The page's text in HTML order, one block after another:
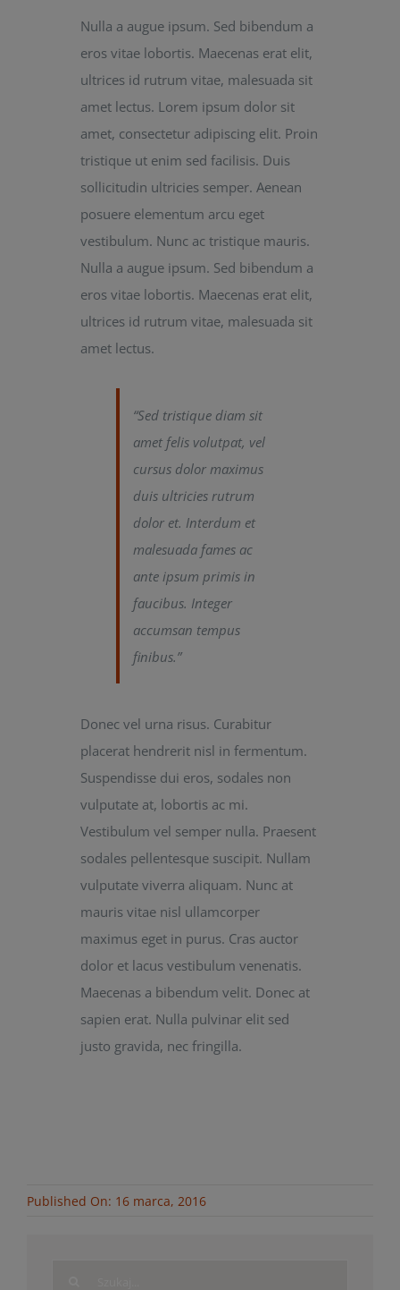
Nulla a augue ipsum. Sed bibendum a
eros vitae lobortis. Maecenas erat elit,
ultrices id rutrum vitae, malesuada sit
amet lectus. Lorem ipsum dolor sit
amet, consectetur adipiscing elit. Proin
tristique ut enim sed facilisis. Duis
sollicitudin ultricies semper. Aenean
posuere elementum arcu eget
vestibulum. Nunc ac tristique mauris.
Nulla a augue ipsum. Sed bibendum a
eros vitae lobortis. Maecenas erat elit,
ultrices id rutrum vitae, malesuada sit
amet lectus.
“Sed tristique diam sit
amet felis volutpat, vel
cursus dolor maximus
duis ultricies rutrum
dolor et. Interdum et
malesuada fames ac
ante ipsum primis in
faucibus. Integer
accumsan tempus
finibus.”
Donec vel urna risus. Curabitur
placerat hendrerit nisl in fermentum.
Suspendisse dui eros, sodales non
vulputate at, lobortis ac mi.
Vestibulum vel semper nulla. Praesent
sodales pellentesque suscipit. Nullam
vulputate viverra aliquam. Nunc at
mauris vitae nisl ullamcorper
maximus eget in purus. Cras auctor
dolor et lacus vestibulum venenatis.
Maecenas a bibendum velit. Donec at
sapien erat. Nulla pulvinar elit sed
justo gravida, nec fringilla.
Published On: 16 marca, 2016